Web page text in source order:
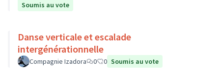
Soumis au vote
Danse verticale et escalade
intergénérationnelle
Compagnie Izadora 0 0 Soumis au vote